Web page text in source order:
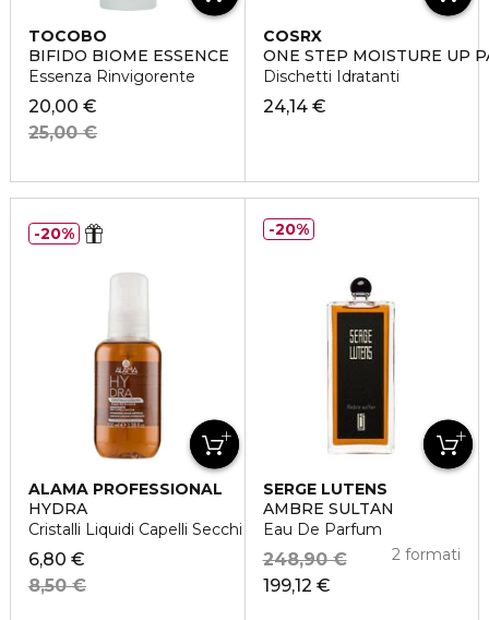
TOCOBO
BIFIDO BIOME ESSENCE
Essenza Rinvigorente
20,00 €
25,00 €
COSRX
ONE STEP MOISTURE UP
Dischetti Idratanti
24,14 €
ALAMA PROFESSIONAL
HYDRA
Cristalli Liquidi Capelli Secchi
6,80 €
8,50 €
20%
SERGE LUTENS
AMBRE SULTAN
Eau De Parfum
199,12 €
248,90 € 2 formati
20%